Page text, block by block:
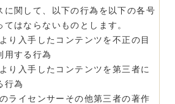
に関して、以下の行為を以下の各号
はならないものとします。
入手したコンテンツを不正の目
用する行為
入手したコンテンツを第三者に
行為
イセンサーその他第三者の著作